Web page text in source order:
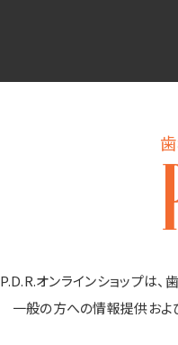
P.D.R.オンラインショップは
一般の方への情報提供およ